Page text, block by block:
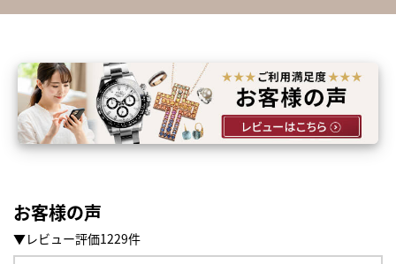
お客様の声
▼レビュー評価1229件